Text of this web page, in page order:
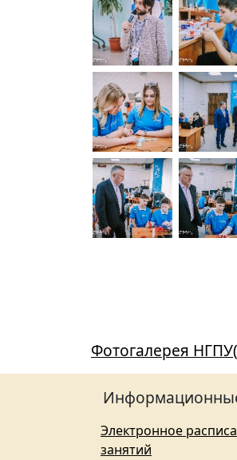
Фотогалерея
Электронное
занятий